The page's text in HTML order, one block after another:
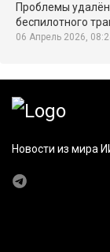
Проблемы
беспилотного
06 Апрель 2026,
Новости из мира